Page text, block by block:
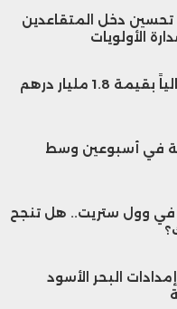
المالية 2027 يضع تحسين دخل المتقاعدين
الأولويات
الخزينة المغربية توظف فائضاً مالياً بقيمة 1.8 مليار درهم
في أسبوعين وسط
وول ستريت.. هل تنجح
البحر الأسود